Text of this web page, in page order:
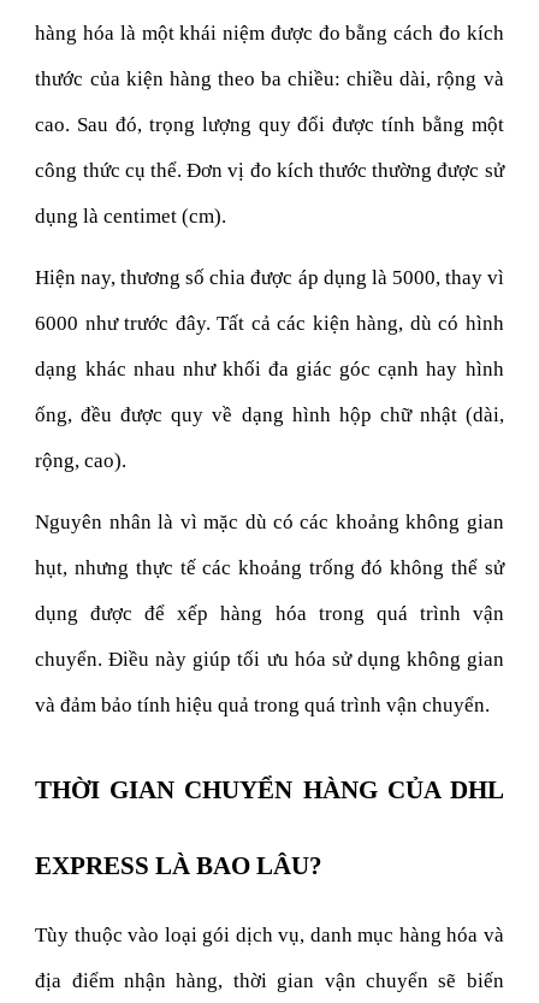
hàng hóa là một khái niệm được đo bằng cách đo kích
thước của kiện hàng theo ba chiều: chiều dài, rộng và
cao. Sau đó, trọng lượng quy đổi được tính bằng một
công thức cụ thể. Đơn vị đo kích thước thường được sử
dụng là centimet (cm).
Hiện nay, thương số chia được áp dụng là 5000, thay vì
6000 như trước đây. Tất cả các kiện hàng, dù có hình
dạng khác nhau như khối đa giác góc cạnh hay hình
ống, đều được quy về dạng hình hộp chữ nhật (dài,
rộng, cao).
Nguyên nhân là vì mặc dù có các khoảng không gian
hụt, nhưng thực tế các khoảng trống đó không thể sử
dụng được để xếp hàng hóa trong quá trình vận
chuyển. Điều này giúp tối ưu hóa sử dụng không gian
và đảm bảo tính hiệu quả trong quá trình vận chuyển.
THỜI GIAN CHUYỂN HÀNG CỦA DHL
EXPRESS LÀ BAO LÂU?
Tùy thuộc vào loại gói dịch vụ, danh mục hàng hóa và
địa điểm nhận hàng, thời gian vận chuyển sẽ biến